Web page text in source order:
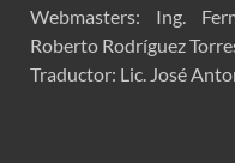
Webmasters: Ing.
Roberto Rodríguez
Traductor: Lic. José